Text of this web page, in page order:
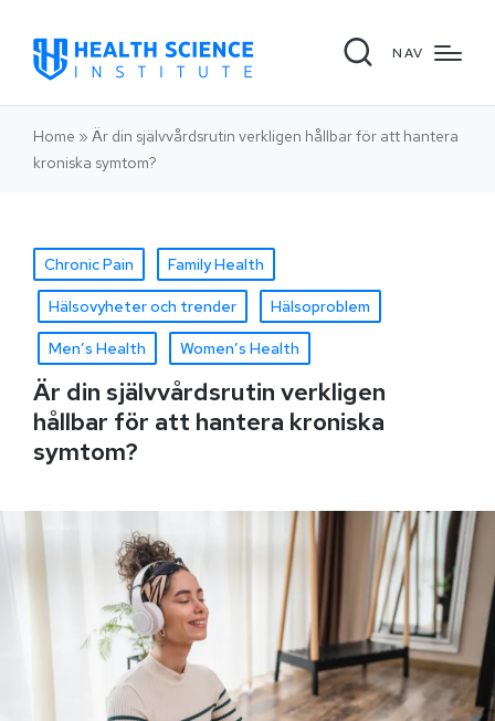
NAV
Home » Är din självvårdsrutin verkligen hållbar för att hantera
kroniska symtom?
Chronic Pain Family Health
Hälsovyheter och trender Hälsoproblem
Men’s Health Women’s Health
Är din självvårdsrutin verkligen
hållbar för att hantera kroniska
symtom?